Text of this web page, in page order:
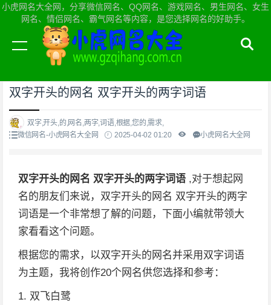
小虎网名大全网，分享微信网名、QQ网名、游戏网名、男生网名、女生
网名、情侣网名、霸气网名等内容，是您选择网名的好助手。
当前位置：小虎网名大全网首页>微信网名
双字开头的网名 双字开头的两字词语
双字,开头,的,网名,两字,词语,根据,您的,需求,
微信网名-小虎网名大全网
2025-04-02 01:20 小虎网名大全网
双字开头的网名 双字开头的两字词语 ,对于想起网
名的朋友们来说，双字开头的网名 双字开头的两字
词语是一个非常想了解的问题，下面小编就带领大
家看看这个问题。
根据您的需求，以双字开头的网名并采用双字词语
为主题，我将创作20个网名供您选择和参考：
1. 双飞白鹭